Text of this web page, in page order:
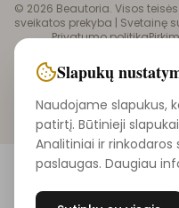
© 2026 Beautoria. Visos
sveikatos prekyba | Svetainę
Privatumo politika
Slapukų
Naudojame slapukus,
patirtį. Būtinieji
Analitiniai ir
paslaugas. Daugiau